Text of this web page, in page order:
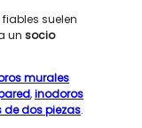
suelen
un socio
murales
,inodoros
de dos piezas.